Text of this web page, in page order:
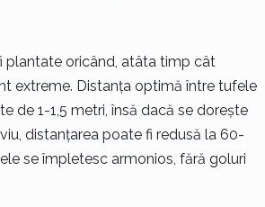
plantate oricând, atâta timp cât
extreme. Distanța optimă între tufele
de 1-1,5 metri, însă dacă se dorește
distanțarea poate fi redusă la 60-
se împletesc armonios, fără goluri